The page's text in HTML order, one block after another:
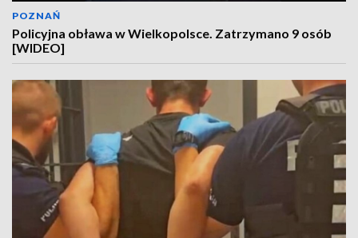
POZNAŃ
Policyjna obława w Wielkopolsce. Zatrzymano 9 osób
[WIDEO]